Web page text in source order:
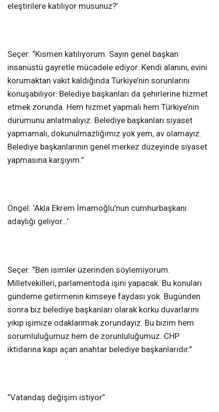
eleştirilere katılıyor musunuz?’
Seçer: “Kısmen katılıyorum. Sayın genel başkan
insanüstü gayretle mücadele ediyor. Kendi alanını, evini
korumaktan vakit kaldığında Türkiye’nin sorunlarını
konuşabiliyor. Belediye başkanları da şehirlerine hizmet
etmek zorunda. Hem hizmet yapmalı hem Türkiye’nin
durumunu anlatmalıyız. Belediye başkanları siyaset
yapmamalı, dokunulmazlığımız yok yem, av olamayız.
Belediye başkanlarının genel merkez düzeyinde siyaset
yapmasına karşıyım.”
Öngel: ‘Akla Ekrem İmamoğlu’nun cumhurbaşkanı
adaylığı geliyor…’
Seçer: “Ben isimler üzerinden söylemiyorum.
Milletvekilleri, parlamentoda işini yapacak. Bu konuları
gündeme getirmenin kimseye faydası yok. Bugünden
sonra biz belediye başkanları olarak korku duvarlarını
yıkıp işimize odaklanmak zorundayız. Bu bizim hem
sorumluluğumuz hem de zorunluluğumuz. CHP
iktidarına kapı açan anahtar belediye başkanlarıdır.”
“Vatandaş değişim istiyor”